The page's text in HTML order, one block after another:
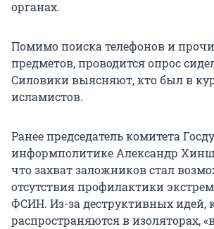
органах.
Помимо поиска телефонов и
предметов, проводится опрос
Силовики выясняют, кто был в
исламистов.
Ранее председатель комитета
информполитике Александр
что захват заложников стал
отсутствия профилактики
ФСИН. Из-за деструктивных идей,
распространяются в изоляторах,